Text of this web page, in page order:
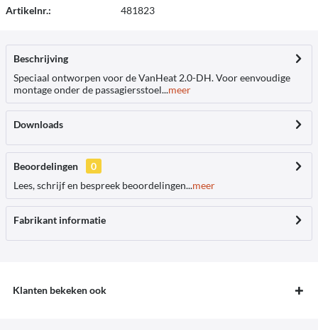
Artikelnr.: 481823
Beschrijving
Speciaal ontworpen voor de VanHeat 2.0-DH. Voor eenvoudige
montage onder de passagiersstoel...meer
Downloads
Beoordelingen
0
Lees, schrijf en bespreek beoordelingen...meer
Fabrikant informatie
Klanten bekeken ook